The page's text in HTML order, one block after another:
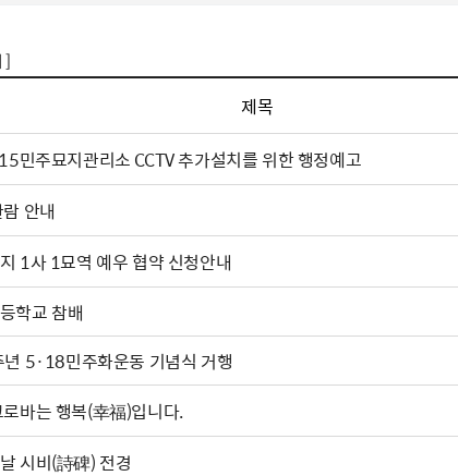
]
제목
민주묘지관리소 CCTV 추가설치를 위한 행정예고
안내
1사 1묘역 예우 협약 신청안내
학교 참배
5·18민주화운동 기념식 거행
바는 행복(幸福)입니다.
시비(詩碑) 전경